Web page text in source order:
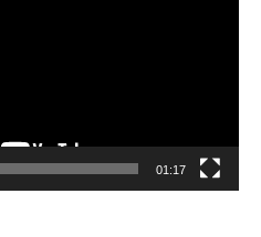
01:17